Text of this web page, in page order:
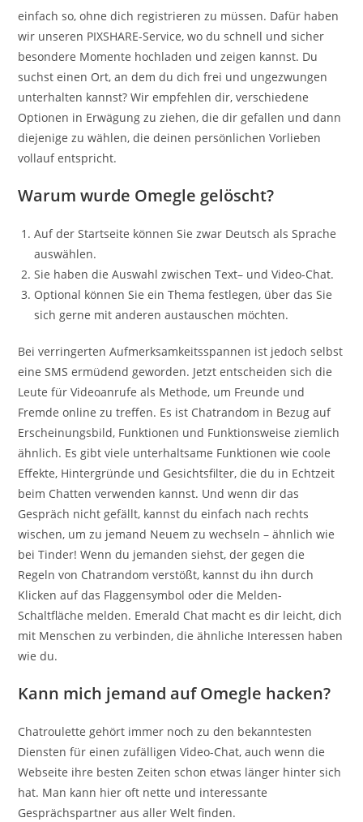
einfach so, ohne dich registrieren zu müssen. Dafür haben
wir unseren PIXSHARE-Service, wo du schnell und sicher
besondere Momente hochladen und zeigen kannst. Du
suchst einen Ort, an dem du dich frei und ungezwungen
unterhalten kannst? Wir empfehlen dir, verschiedene
Optionen in Erwägung zu ziehen, die dir gefallen und dann
diejenige zu wählen, die deinen persönlichen Vorlieben
vollauf entspricht.
Warum wurde Omegle gelöscht?
Auf der Startseite können Sie zwar Deutsch als Sprache
auswählen.
Sie haben die Auswahl zwischen Text– und Video-Chat.
Optional können Sie ein Thema festlegen, über das Sie
sich gerne mit anderen austauschen möchten.
Bei verringerten Aufmerksamkeitsspannen ist jedoch selbst
eine SMS ermüdend geworden. Jetzt entscheiden sich die
Leute für Videoanrufe als Methode, um Freunde und
Fremde online zu treffen. Es ist Chatrandom in Bezug auf
Erscheinungsbild, Funktionen und Funktionsweise ziemlich
ähnlich. Es gibt viele unterhaltsame Funktionen wie coole
Effekte, Hintergründe und Gesichtsfilter, die du in Echtzeit
beim Chatten verwenden kannst. Und wenn dir das
Gespräch nicht gefällt, kannst du einfach nach rechts
wischen, um zu jemand Neuem zu wechseln – ähnlich wie
bei Tinder! Wenn du jemanden siehst, der gegen die
Regeln von Chatrandom verstößt, kannst du ihn durch
Klicken auf das Flaggensymbol oder die Melden-
Schaltfläche melden. Emerald Chat macht es dir leicht, dich
mit Menschen zu verbinden, die ähnliche Interessen haben
wie du.
Kann mich jemand auf Omegle hacken?
Chatroulette gehört immer noch zu den bekanntesten
Diensten für einen zufälligen Video-Chat, auch wenn die
Webseite ihre besten Zeiten schon etwas länger hinter sich
hat. Man kann hier oft nette und interessante
Gesprächspartner aus aller Welt finden.